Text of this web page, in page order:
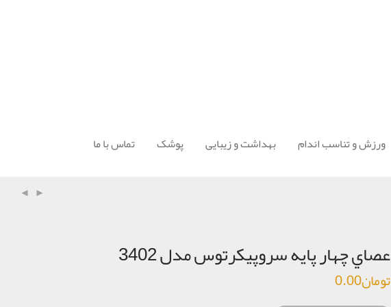
ورزش و تناسب اندام بهداشت و زیبایی پوشک تماس با ما
عصاي چهار پايه سروپيكرتوس مدل 3402
تومان0.00